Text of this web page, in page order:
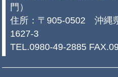
門）
住所：〒905-0502 沖縄
1627-3
TEL.0980-49-2885